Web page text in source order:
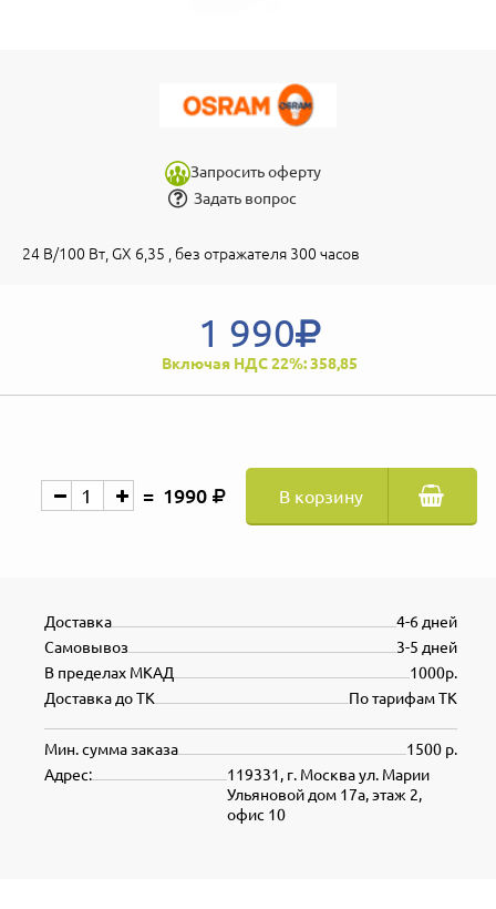
Запросить оферту
Задать вопрос
24 В/100 Вт, GX 6,35 , без отражателя 300 часов
1 990
Включая НДС 22%: 358,85
1990 В корзину
4-6 дней
Доставка
3-5 дней
Самовывоз
1000р.
В пределах МКАД
По тарифам ТК
Доставка до ТК
1500 р.
Мин. сумма заказа
119331, г. Москва ул. Марии
Ульяновой дом 17а, этаж 2,
офис 10
Адрес: